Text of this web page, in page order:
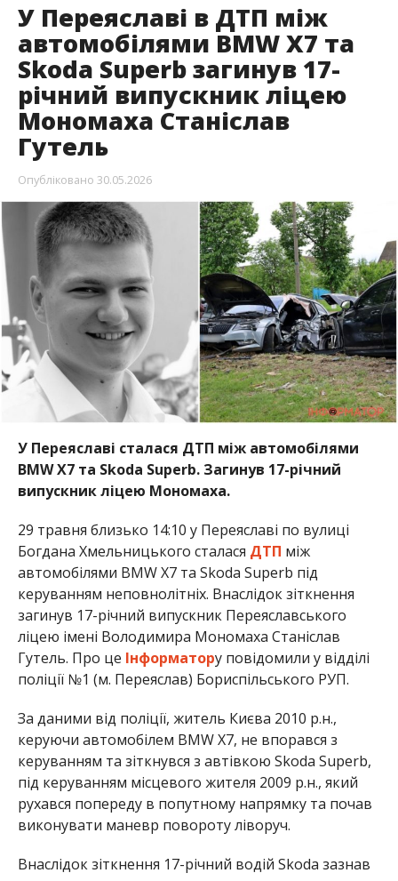
У Переяславі в ДТП між
автомобілями BMW X7 та
Skoda Superb загинув 17-
річний випускник ліцею
Мономаха Станіслав
Гутель
Опубліковано 30.05.2026
У Переяславі сталася ДТП між автомобілями
BMW X7 та Skoda Superb. Загинув 17-річний
випускник ліцею Мономаха.
29 травня близько 14:10 у Переяславі по вулиці
Богдана Хмельницького сталася ДТП між
автомобілями BMW X7 та Skoda Superb під
керуванням неповнолітніх. Внаслідок зіткнення
загинув 17-річний випускник Переяславського
ліцею імені Володимира Мономаха Станіслав
Гутель. Про це Інформатору повідомили у відділі
поліції №1 (м. Переяслав) Бориспільського РУП.
За даними від поліції, житель Києва 2010 р.н.,
керуючи автомобілем BMW X7, не впорався з
керуванням та зіткнувся з автівкою Skoda Superb,
під керуванням місцевого жителя 2009 р.н., який
рухався попереду в попутному напрямку та почав
виконувати маневр повороту ліворуч.
Внаслідок зіткнення 17-річний водій Skoda зазнав